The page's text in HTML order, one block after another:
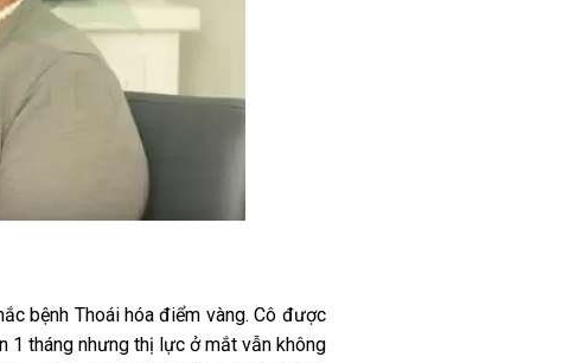
bệnh Thoái hóa điểm vàng. Cô được
1 tháng nhưng thị lực ở mắt vẫn không